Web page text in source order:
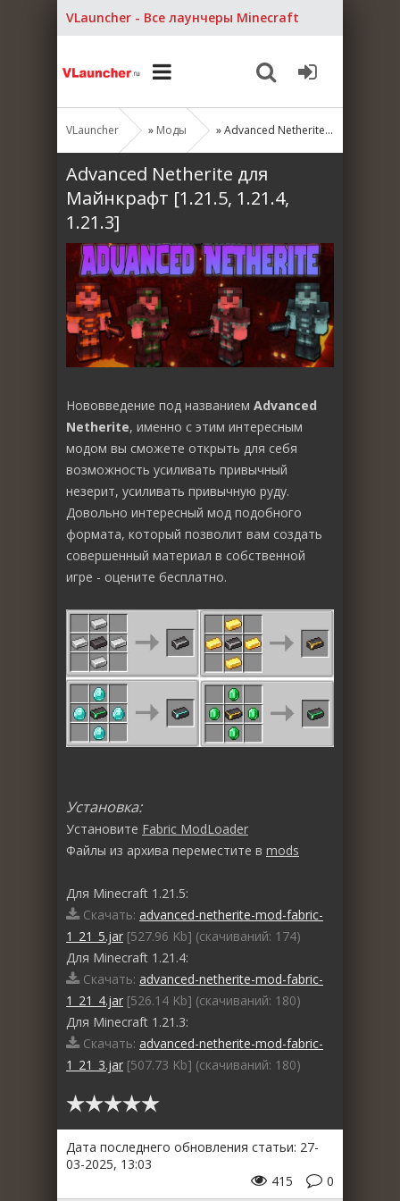
VLauncher - Все лаунчеры Minecraft
VLauncher » Моды » Advanced Netherite для Майнкрафт [1.21.5, 1.21.4, 1.21.3]
Advanced Netherite для
Майнкрафт [1.21.5, 1.21.4,
1.21.3]
Нововведение под названием Advanced
Netherite, именно с этим интересным
модом вы сможете открыть для себя
возможность усиливать привычный
незерит, усиливать привычную руду.
Довольно интересный мод подобного
формата, который позволит вам создать
совершенный материал в собственной
игре - оцените бесплатно.
Установка:
Установите Fabric ModLoader
Файлы из архива переместите в mods
Для Minecraft 1.21.5:
Скачать: advanced-netherite-mod-fabric-
1_21_5.jar [527.96 Kb] (cкачиваний: 174)
Для Minecraft 1.21.4:
Скачать: advanced-netherite-mod-fabric-
1_21_4.jar [526.14 Kb] (cкачиваний: 180)
Для Minecraft 1.21.3:
Скачать: advanced-netherite-mod-fabric-
1_21_3.jar [507.73 Kb] (cкачиваний: 180)
Дата последнего обновления статьи: 27-
03-2025, 13:03
0
415